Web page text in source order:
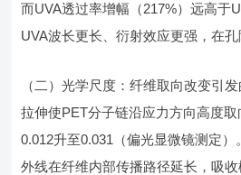
而UVA透过率增幅（217%）远高于
UVA波长更长、衍射效应更强，在孔
（二）光学尺度：纤维取向改变引
拉伸使PET分子链沿应力方向高度
0.012升至0.031（偏光显微镜测定
外线在纤维内部传播路径延长，吸